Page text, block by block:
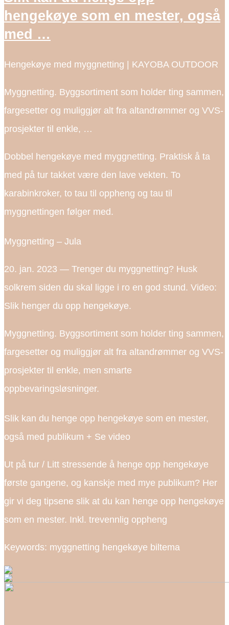
hengekøye som en mester, også
med …
Hengekøye med myggnetting | KAYOBA OUTDOOR
Myggnetting. Byggsortiment som holder ting sammen,
fargesetter og muliggjør alt fra altandrømmer og VVS-
prosjekter til enkle, …
Dobbel hengekøye med myggnetting. Praktisk å ta
med på tur takket være den lave vekten. To
karabinkroker, to tau til oppheng og tau til
myggnettingen følger med.
Myggnetting – Jula
20. jan. 2023 — Trenger du myggnetting? Husk
solkrem siden du skal ligge i ro en god stund. Video:
Slik henger du opp hengekøye.
Myggnetting. Byggsortiment som holder ting sammen,
fargesetter og muliggjør alt fra altandrømmer og VVS-
prosjekter til enkle, men smarte
oppbevaringsløsninger.
Slik kan du henge opp hengekøye som en mester,
også med publikum + Se video
Ut på tur / Litt stressende å henge opp hengekøye
første gangene, og kanskje med mye publikum? Her
gir vi deg tipsene slik at du kan henge opp hengekøye
som en mester. Inkl. trevennlig oppheng
Keywords: myggnetting hengekøye biltema